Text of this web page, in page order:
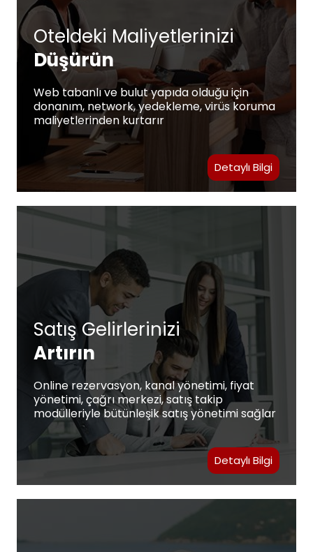
Oteldeki Maliyetlerinizi
Düşürün
Web tabanlı ve bulut yapıda olduğu için
donanım, network, yedekleme, virüs koruma
maliyetlerinden kurtarır
Detaylı Bilgi
Satış Gelirlerinizi
Artırın
Online rezervasyon, kanal yönetimi, fiyat
yönetimi, çağrı merkezi, satış takip
modülleriyle bütünleşik satış yönetimi sağlar
Detaylı Bilgi